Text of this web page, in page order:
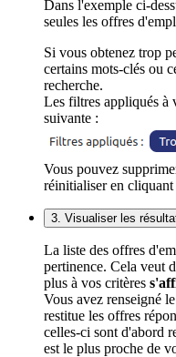
Dans l'exemple ci-
seules les offres
Si vous obtenez trop
certains mots-clés ou
recherche.
Les filtres appliqués à
suivante :
Vous pouvez
réinitialiser en
3. Visualiser les
La liste des offres
pertinence. Cela veut
plus à vos critères
Vous avez renseigné
restitue les offres
celles-ci sont d'abord
est le plus proche de